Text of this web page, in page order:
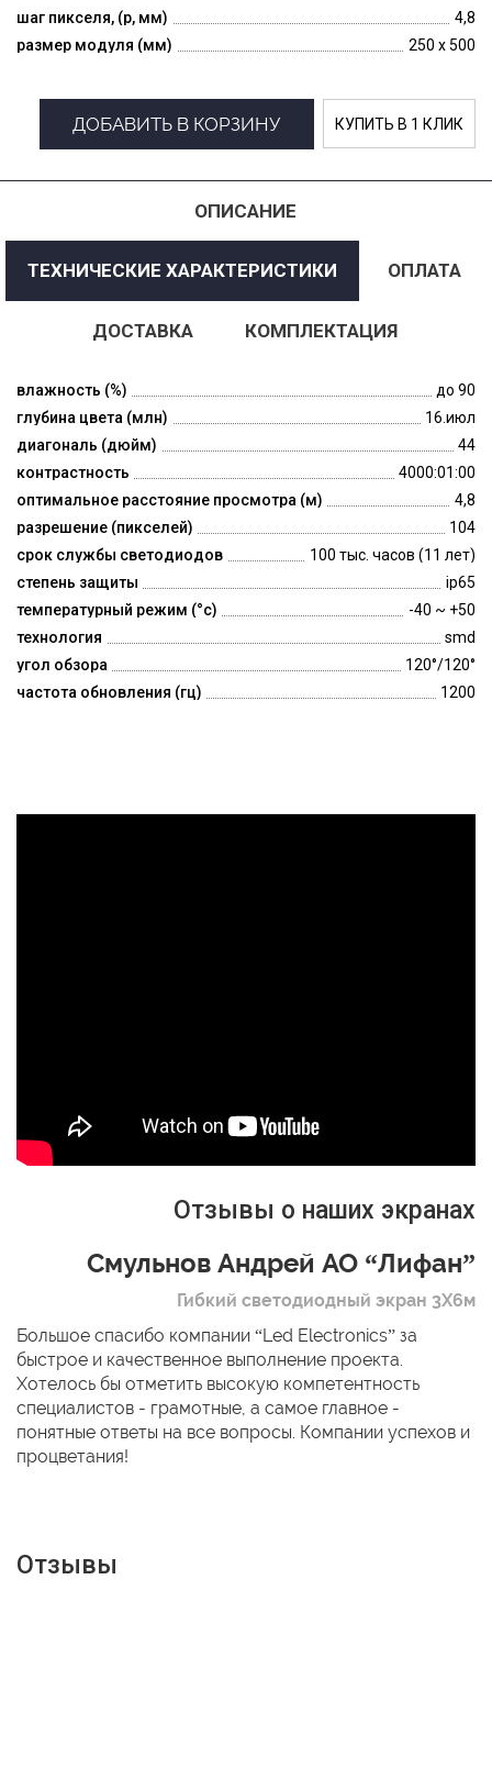
шаг пикселя, (p, мм)
4,8
размер модуля (мм)
250 x 500
ДОБАВИТЬ В КОРЗИНУ КУПИТЬ В 1 КЛИК
ОПИСАНИЕ
ТЕХНИЧЕСКИЕ ХАРАКТЕРИСТИКИ ОПЛАТА
ДОСТАВКА КОМПЛЕКТАЦИЯ
влажность (%)
до 90
глубина цвета (млн)
16.июл
диагональ (дюйм)
44
контрастность
4000:01:00
оптимальное расстояние просмотра (м)
4,8
разрешение (пикселей)
104
срок службы светодиодов
100 тыс. часов (11 лет)
степень защиты
ip65
температурный режим (°c)
-40 ~ +50
технология
smd
угол обзора
120°/120°
частота обновления (гц)
1200
Отзывы о наших экранах
Смульнов Андрей АО “Лифан”
Гибкий светодиодный экран 3Х6м
Большое спасибо компании “Led Electronics” за
быстрое и качественное выполнение проекта.
Хотелось бы отметить высокую компетентность
специалистов - грамотные, а самое главное -
понятные ответы на все вопросы. Компании успехов и
процветания!
Отзывы